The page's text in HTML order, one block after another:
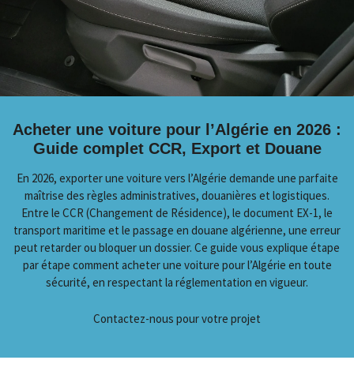
Acheter une voiture pour l’Algérie en 2026 :
Guide complet CCR, Export et Douane
En 2026, exporter une voiture vers l’Algérie demande une parfaite
maîtrise des règles administratives, douanières et logistiques.
Entre le CCR (Changement de Résidence), le document EX-1, le
transport maritime et le passage en douane algérienne, une erreur
peut retarder ou bloquer un dossier. Ce guide vous explique étape
par étape comment acheter une voiture pour l’Algérie en toute
sécurité, en respectant la réglementation en vigueur.
Contactez-nous pour votre projet